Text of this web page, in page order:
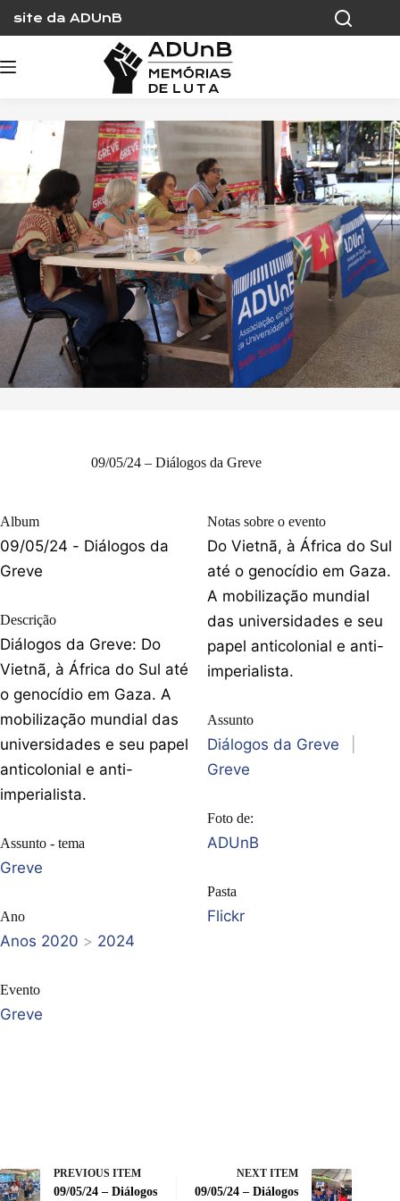
content
site da ADUnB
09/05/24 – Diálogos da Greve
Album
09/05/24 - Diálogos da
Greve
Descrição
Diálogos da Greve: Do
Vietnã, à África do Sul até
o genocídio em Gaza. A
mobilização mundial das
universidades e seu papel
anticolonial e anti-
imperialista.
Assunto - tema
Greve
Ano
Anos 2020 > 2024
Evento
Greve
Notas sobre o evento
Do Vietnã, à África do Sul
até o genocídio em Gaza.
A mobilização mundial
das universidades e seu
papel anticolonial e anti-
imperialista.
Assunto
Diálogos da Greve
Greve
Foto de:
ADUnB
Pasta
Flickr
PREVIOUS ITEM
09/05/24 – Diálogos
NEXT ITEM
09/05/24 – Diálogos